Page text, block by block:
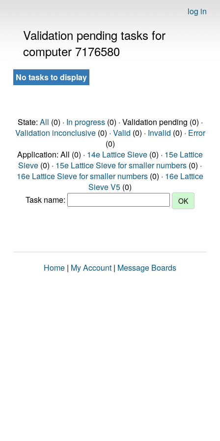
log in
Validation pending tasks for
computer 7176580
No tasks to display
State: All (0) · In progress(0) · Validation pending (0) ·
Validation inconclusive(0) · Valid (0) · Invalid (0) · Error
(0)
Application: All (0) · 14e Lattice Sieve (0) · 15e Lattice
Sieve (0) · 15e Lattice Sieve for smaller numbers (0) ·
16e Lattice Sieve for smaller numbers (0) · 16e Lattice
Sieve V5 (0)
Task name:
Home | My Account | Message Boards